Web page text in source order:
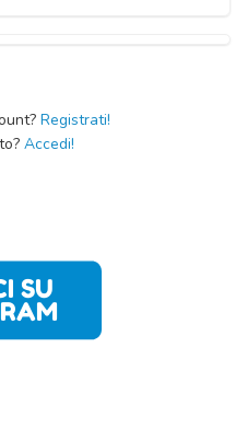
Registrati!
Accedi!